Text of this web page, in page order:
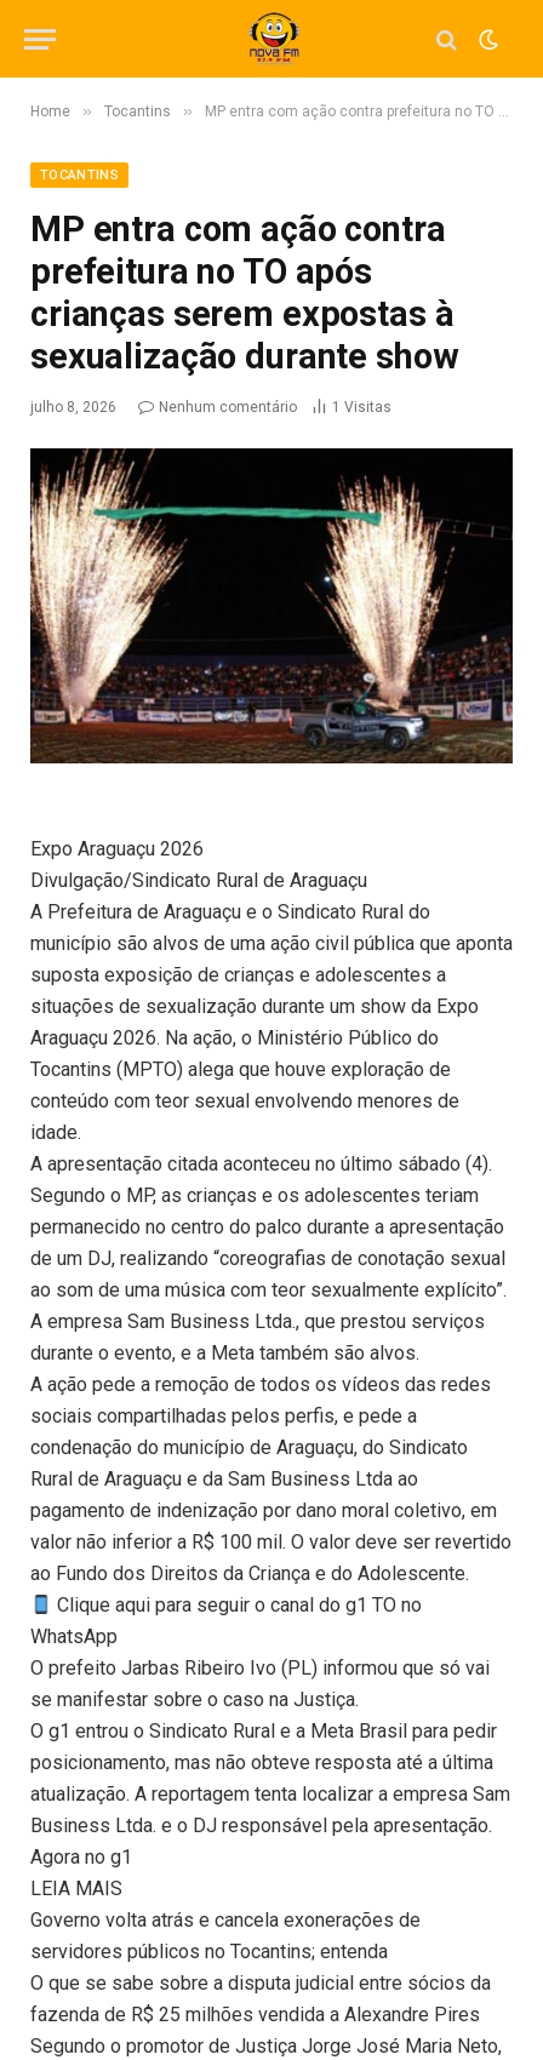
Home » Tocantins » MP entra com ação contra prefeitura no TO após crianças serem expostas à sexualização durante show
TOCANTINS
MP entra com ação contra
prefeitura no TO após
crianças serem expostas à
sexualização durante show
julho 8, 2026 Nenhum comentário 1 Visitas
Expo Araguaçu 2026
Divulgação/Sindicato Rural de Araguaçu
A Prefeitura de Araguaçu e o Sindicato Rural do
município são alvos de uma ação civil pública que aponta
suposta exposição de crianças e adolescentes a
situações de sexualização durante um show da Expo
Araguaçu 2026. Na ação, o Ministério Público do
Tocantins (MPTO) alega que houve exploração de
conteúdo com teor sexual envolvendo menores de
idade.
A apresentação citada aconteceu no último sábado (4).
Segundo o MP, as crianças e os adolescentes teriam
permanecido no centro do palco durante a apresentação
de um DJ, realizando “coreografias de conotação sexual
ao som de uma música com teor sexualmente explícito”.
A empresa Sam Business Ltda., que prestou serviços
durante o evento, e a Meta também são alvos.
A ação pede a remoção de todos os vídeos das redes
sociais compartilhadas pelos perfis, e pede a
condenação do município de Araguaçu, do Sindicato
Rural de Araguaçu e da Sam Business Ltda ao
pagamento de indenização por dano moral coletivo, em
valor não inferior a R$ 100 mil. O valor deve ser revertido
ao Fundo dos Direitos da Criança e do Adolescente.
Clique aqui para seguir o canal do g1 TO no
WhatsApp
O prefeito Jarbas Ribeiro Ivo (PL) informou que só vai
se manifestar sobre o caso na Justiça.
O g1 entrou o Sindicato Rural e a Meta Brasil para pedir
posicionamento, mas não obteve resposta até a última
atualização. A reportagem tenta localizar a empresa Sam
Business Ltda. e o DJ responsável pela apresentação.
Agora no g1
LEIA MAIS
Governo volta atrás e cancela exonerações de
servidores públicos no Tocantins; entenda
O que se sabe sobre a disputa judicial entre sócios da
fazenda de R$ 25 milhões vendida a Alexandre Pires
Segundo o promotor de Justiça Jorge José Maria Neto,